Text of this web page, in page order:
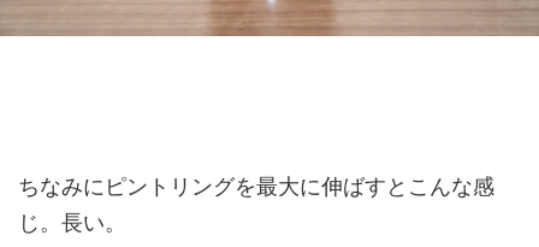
ちなみにピントリングを最大に伸ばすとこんな感
じ。長い。